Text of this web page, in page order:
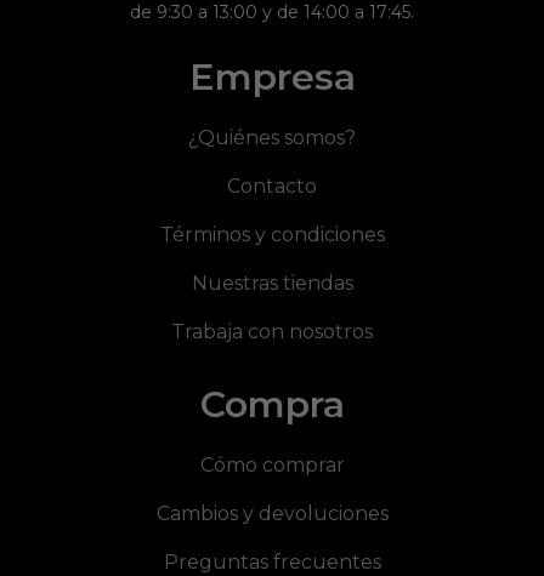
de 9:30 a 13:00 y de 14:00 a 17:45.
Empresa
¿Quiénes somos?
Contacto
Términos y condiciones
Nuestras tiendas
Trabaja con nosotros
Compra
Cómo comprar
Cambios y devoluciones
Preguntas frecuentes